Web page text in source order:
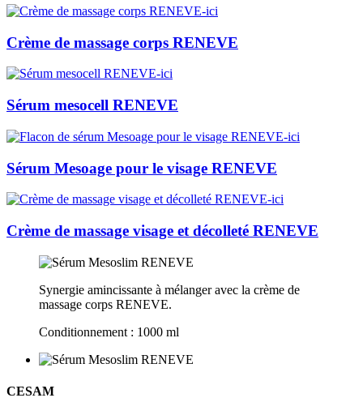
Crème de massage corps RENEVE
Sérum mesocell RENEVE
Sérum Mesoage pour le visage RENEVE
Crème de massage visage et décolleté RENEVE
Synergie amincissante à mélanger avec la crème de
massage corps RENEVE.
Conditionnement : 1000 ml
CESAM